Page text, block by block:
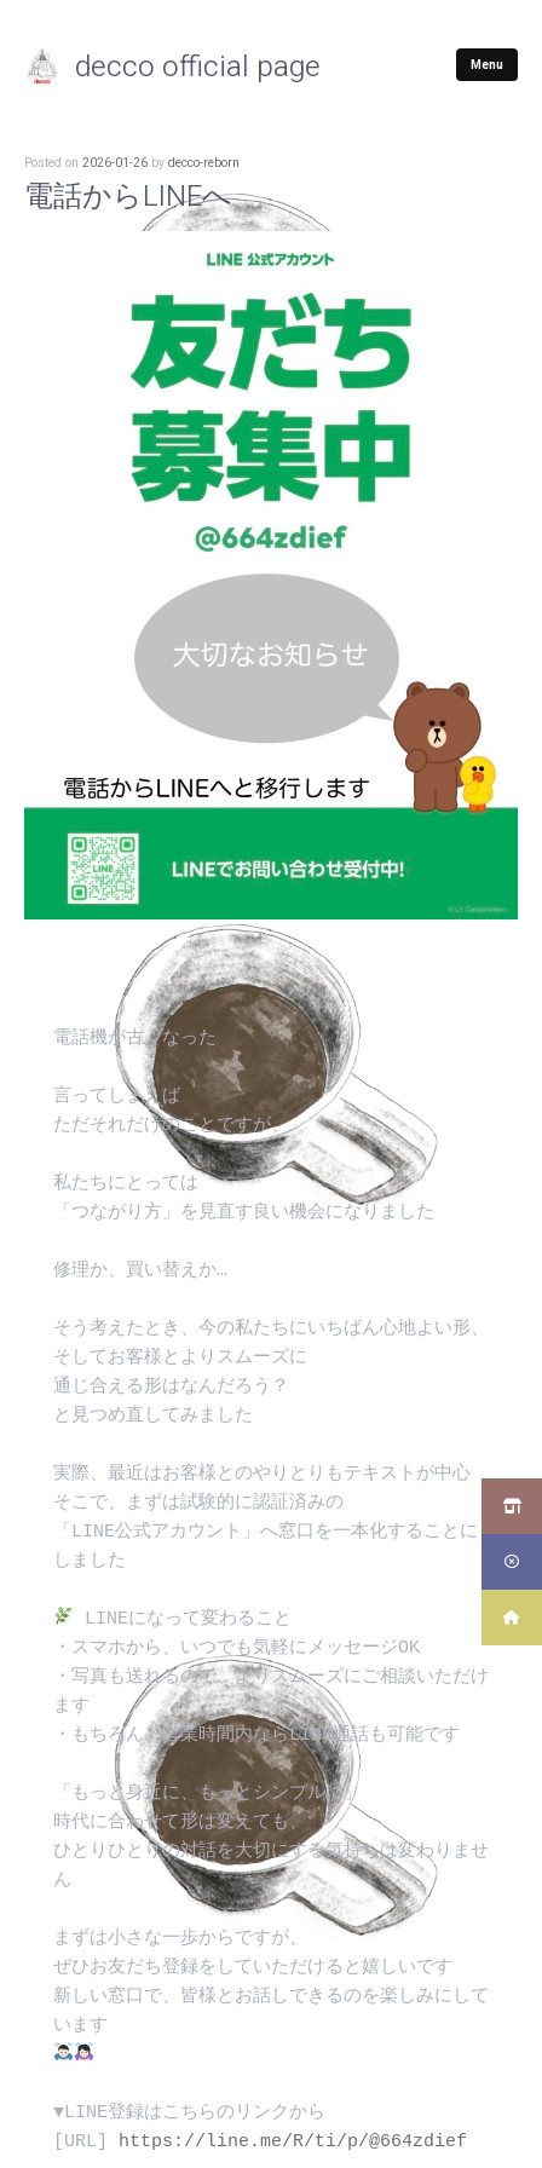
decco official page Menu
Posted on 2026-01-26 by decco-reborn
電話からLINEへ
電話機が古くなった
言ってしまえば
ただそれだけのことですが、
私たちにとっては
「つながり方」を見直す良い機会になりました
修理か、買い替えか…
そしてお客様とよりスムーズに
通じ合える形はなんだろう？
と見つめ直してみました
実際、最近はお客様とのやりとりもテキストが中心
そこで、まずは試験的に認証済みの
「LINE公式アカウント」へ窓口を一本化することに
しました
LINEになって変わること
・スマホから、いつでも気軽にメッセージOK
・写真も送れるので、よりスムーズにご相談いただけ
ます
・もちろん、営業時間内ならLINE通話も可能です
「もっと身近に、もっとシンプルに」
時代に合わせて形は変えても、
ひとりひとりの対話を大切にする気持ちは変わりませ
ん
まずは小さな一歩からですが、
ぜひお友だち登録をしていただけると嬉しいです
新しい窓口で、皆様とお話しできるのを楽しみにして
います
▼LINE登録はこちらのリンクから
[URL]
https://line.me/R/ti/p/@664zdief